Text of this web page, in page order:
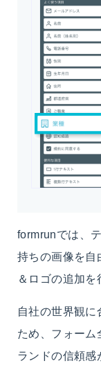
formrunでは、
持ちの画像を自
＆ロゴの追加
自社の世界観に
ため、フォーム
ランドの信頼感